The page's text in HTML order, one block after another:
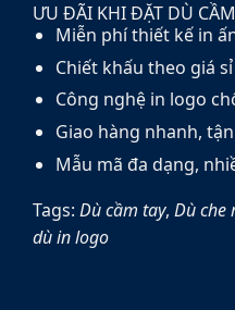
ƯU ĐÃI KHI ĐẶT DÙ
Miễn phí thiết kế in
Chiết khấu theo giá
Công nghệ in logo
Giao hàng nhanh,
Mẫu mã đa dạng,
Tags: Dù cầm tay, Dù che
dù in logo